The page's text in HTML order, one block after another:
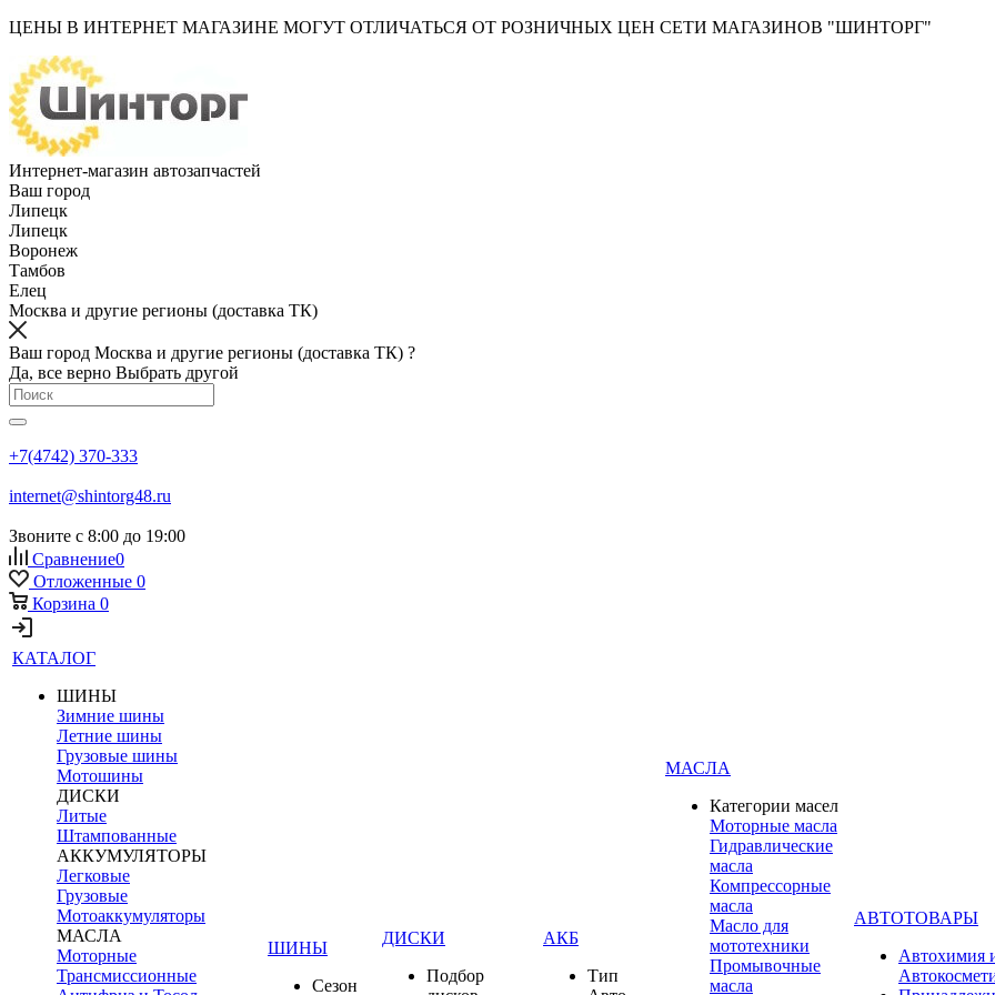
ЦЕНЫ В ИНТЕРНЕТ МАГАЗИНЕ МОГУТ ОТЛИЧАТЬСЯ ОТ РОЗНИЧНЫХ ЦЕН СЕТИ МАГАЗИНОВ "ШИНТОРГ"
Интернет-магазин автозапчастей
Ваш город
Липецк
Липецк
Воронеж
Тамбов
Елец
Москва и другие регионы (доставка ТК)
Ваш город Москва и другие регионы (доставка ТК) ?
Да, все верно Выбрать другой
+7(4742) 370-333
internet@shintorg48.ru
Звоните с 8:00 до 19:00
Сравнение0
Отложенные 0
Корзина 0
КАТАЛОГ
ШИНЫ
Зимние шины
Летние шины
Грузовые шины
Мотошины
ДИСКИ
Литые
Штампованные
АККУМУЛЯТОРЫ
Легковые
Грузовые
Мотоаккумуляторы
МАСЛА
Моторные
Трансмиссионные
ШИНЫ
Сезон
ДИСКИ
Подбор
АКБ
Тип
МАСЛА
Категории масел
Моторные масла
Гидравлические
масла
Компрессорные
масла
Масло для
мототехники
Промывочные
масла
АВТОТОВАРЫ
Автохимия